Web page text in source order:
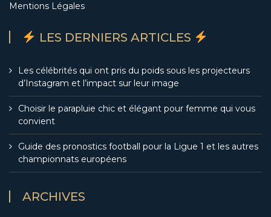
Mentions Légales
LES DERNIERS ARTICLES
Les célébrités qui ont pris du poids sous les projecteurs
d’Instagram et l’impact sur leur image
Choisir le parapluie chic et élégant pour femme qui vous
convient
Guide des pronostics football pour la Ligue 1 et les autres
championnats européens
ARCHIVES